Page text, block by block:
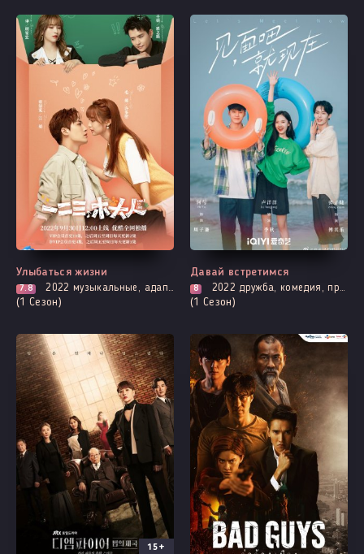
Все серии
Улыбаться жизни
7.8 2022 музыкальные, адаптация новел, романтика
(1 Сезон)
Все серии
Давай встретимся
8 2022 дружба, комедия, про молодость и любовь, романтика, про школу и школьников
(1 Сезон)
15+